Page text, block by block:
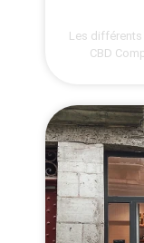
Les
CBD